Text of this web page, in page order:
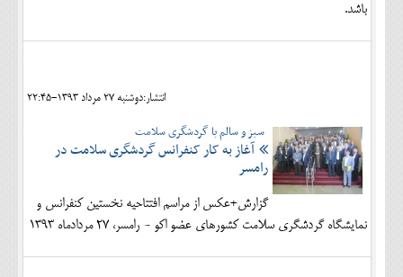
باشد.
انتشار:دوشنبه 27 مرداد 1393-22:45
سبز و سالم با گردشگری سلامت
آغاز به کار کنفرانس گردشگری سلامت در
رامسر
گزارش+عکس از مراسم افتتاحیه نخستین کنفرانس و
نمایشگاه گردشگری سلامت کشورهای عضو اکو - رامسر، 27 مردادماه 1393